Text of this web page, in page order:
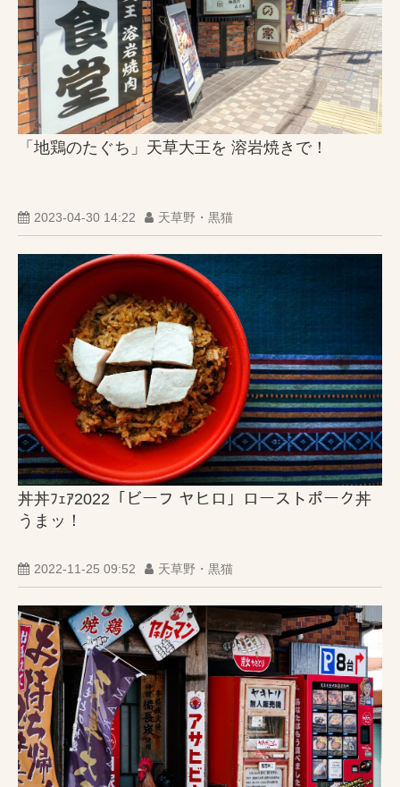
「地鶏のたぐち」天草大王を 溶岩焼きで！
2023-04-30 14:22 天草野・黒猫
丼丼ﾌｪｱ2022「ビーフ ヤヒロ」ローストポーク丼
うまッ！
2022-11-25 09:52 天草野・黒猫